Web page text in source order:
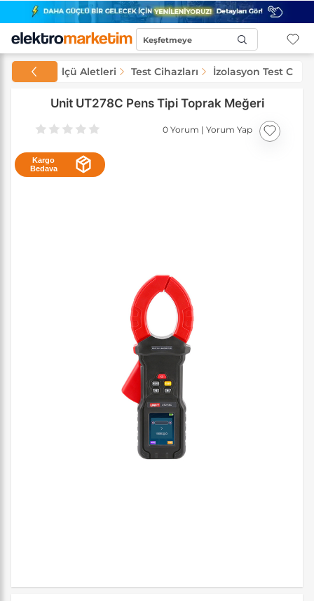
Keşfetmeye
Test ve Ölçü Aletleri Test Cihazları İzolasyon Test
Unit UT278C Pens Tipi Toprak Meğeri
0 Yorum | Yorum Yap
Kargo
Bedava